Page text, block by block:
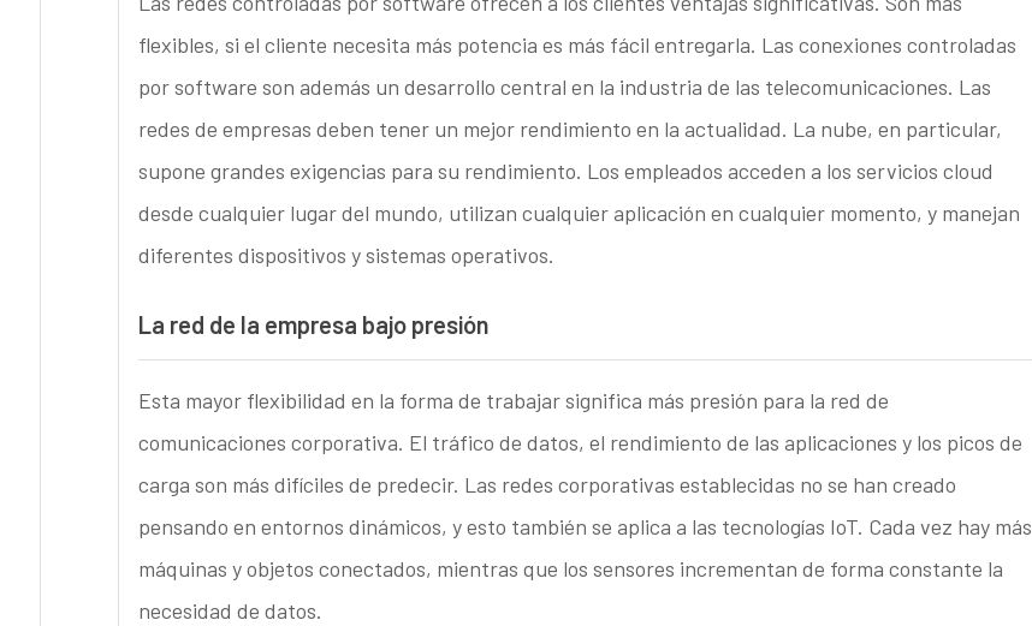
flexibles, si el cliente necesita más potencia es más fácil entregarla. Las conexiones controladas
por software son además un desarrollo central en la industria de las telecomunicaciones. Las
redes de empresas deben tener un mejor rendimiento en la actualidad. La nube, en particular,
supone grandes exigencias para su rendimiento. Los empleados acceden a los servicios cloud
desde cualquier lugar del mundo, utilizan cualquier aplicación en cualquier momento, y manejan
diferentes dispositivos y sistemas operativos.
La red de la empresa bajo presión
Esta mayor flexibilidad en la forma de trabajar significa más presión para la red de
comunicaciones corporativa. El tráfico de datos, el rendimiento de las aplicaciones y los picos de
carga son más difíciles de predecir. Las redes corporativas establecidas no se han creado
pensando en entornos dinámicos, y esto también se aplica a las tecnologías IoT. Cada vez hay más
máquinas y objetos conectados, mientras que los sensores incrementan de forma constante la
necesidad de datos.